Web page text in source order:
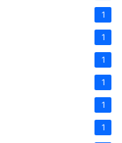
1
1
1
1
1
1